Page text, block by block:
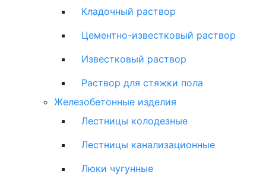
Кладочный раствор
Цементно-известковый раствор
Известковый раствор
Раствор для стяжки пола
Железобетонные изделия
Лестницы колодезные
Лестницы канализационные
Люки чугунные